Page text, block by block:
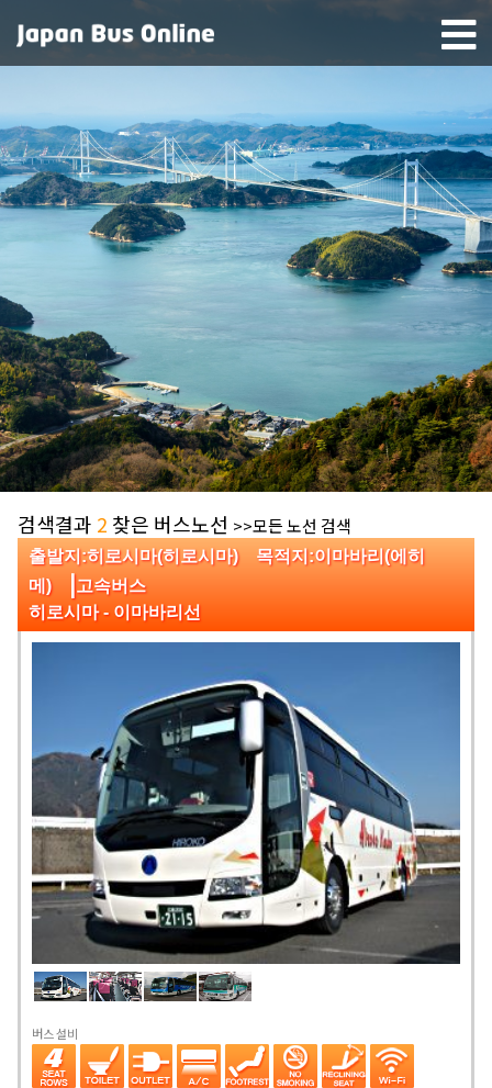
검색결과 2 찾은 버스노선 >>모든 노선 검색
출발지:히로시마(히로시마) 목적지:이마바리(에히
메) |고속버스
히로시마 - 이마바리선
버스 설비